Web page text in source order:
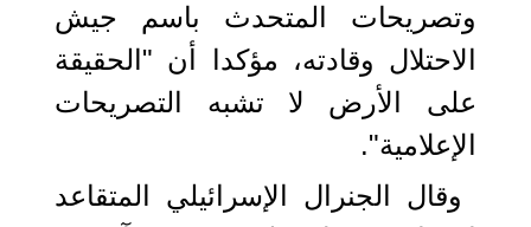
وتصريحات المتحدث باسم جيش
الاحتلال وقادته، مؤكدا أن "الحقيقة
على الأرض لا تشبه التصريحات
الإعلامية".
وقال الجنرال الإسرائيلي المتقاعد